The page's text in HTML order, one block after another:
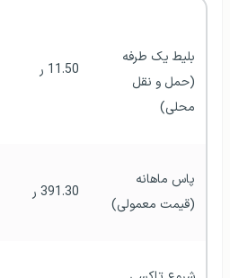
محلی)
11.50 ر
(قیمت معمولی)
391.30 ر